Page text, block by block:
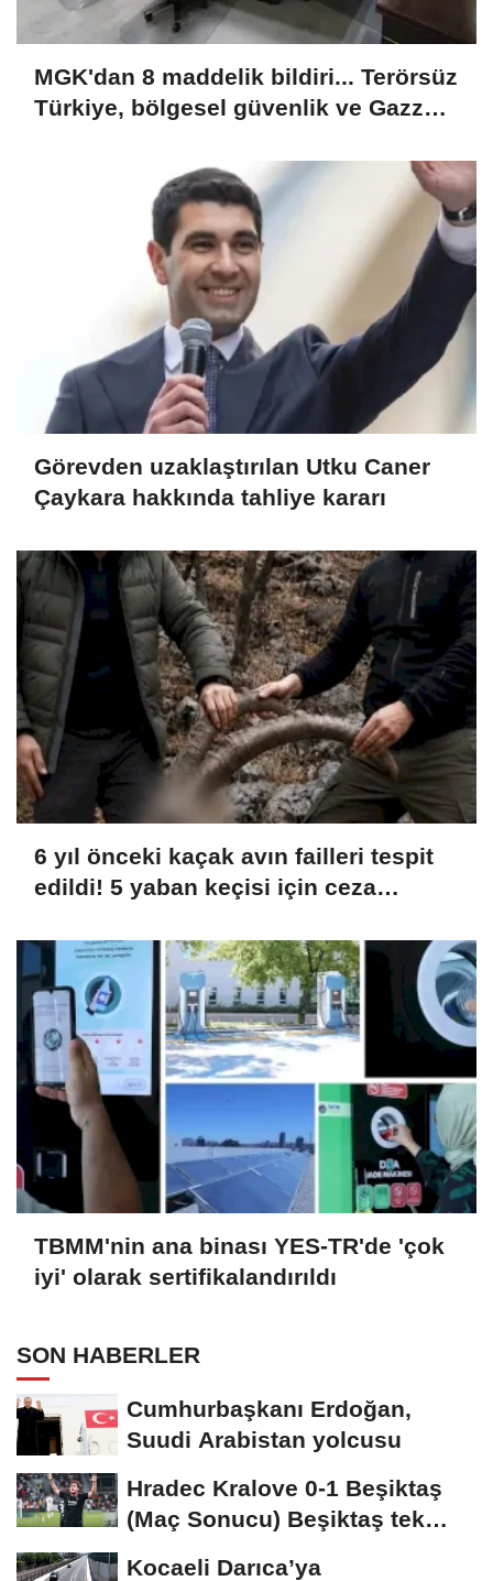
MGK'dan 8 maddelik bildiri... Terörsüz
Türkiye, bölgesel güvenlik ve Gazze
Görevden uzaklaştırılan Utku Caner
Çaykara hakkında tahliye kararı
6 yıl önceki kaçak avın failleri tespit
edildi! 5 yaban keçisi için ceza
TBMM'nin ana binası YES-TR'de 'çok
iyi' olarak sertifikalandırıldı
SON HABERLER
Cumhurbaşkanı Erdoğan,
Suudi Arabistan yolcusu
Hradec Kralove 0-1 Beşiktaş
(Maç Sonucu) Beşiktaş tek
Kocaeli Darıca’ya